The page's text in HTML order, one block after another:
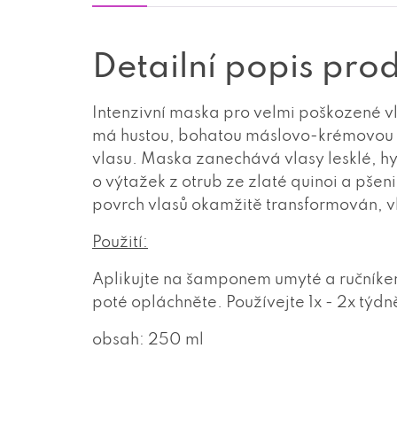
Detailní popis
Intenzivní maska pro velmi poškozené
má hustou, bohatou máslovo-
vlasu. Maska zanechává vlasy lesklé,
o výtažek z otrub ze zlaté quinoi a
povrch vlasů okamžitě transformován,
Použití:
Aplikujte na šamponem umyté a
poté opláchněte. Používejte 1x - 2x
obsah: 250 ml